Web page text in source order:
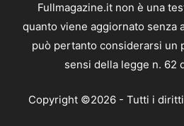
Fullmagazine.it non è una
quanto viene aggiornato senza
può pertanto considerarsi un
sensi della legge n. 62
Copyright ©2026 - Tutti i